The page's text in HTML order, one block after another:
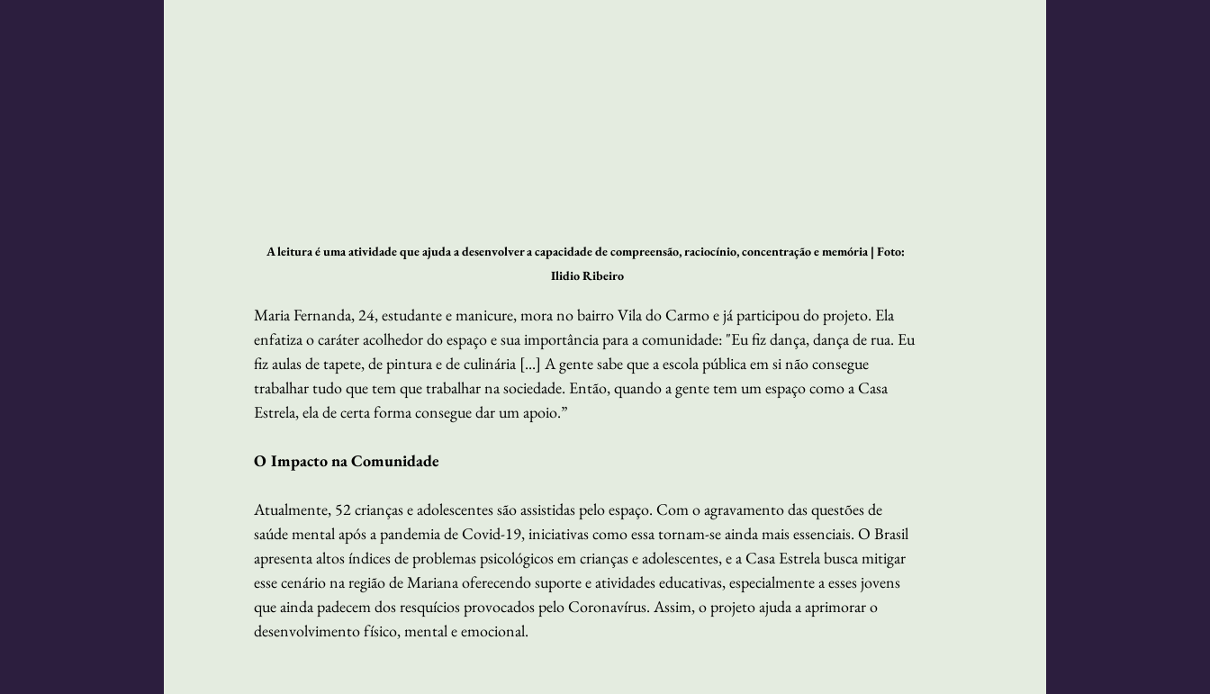
A leitura é uma atividade que ajuda a desenvolver a capacidade de compreensão, raciocínio, concentração e memória | Foto:
Ilidio Ribeiro
Maria Fernanda, 24, estudante e manicure, mora no bairro Vila do Carmo e já participou do projeto. Ela
enfatiza o caráter acolhedor do espaço e sua importância para a comunidade: "Eu fiz dança, dança de rua. Eu
fiz aulas de tapete, de pintura e de culinária [...] A gente sabe que a escola pública em si não consegue
trabalhar tudo que tem que trabalhar na sociedade. Então, quando a gente tem um espaço como a Casa
Estrela, ela de certa forma consegue dar um apoio.”
O Impacto na Comunidade
Atualmente, 52 crianças e adolescentes são assistidas pelo espaço. Com o agravamento das questões de
saúde mental após a pandemia de Covid-19, iniciativas como essa tornam-se ainda mais essenciais. O Brasil
apresenta altos índices de problemas psicológicos em crianças e adolescentes, e a Casa Estrela busca mitigar
esse cenário na região de Mariana oferecendo suporte e atividades educativas, especialmente a esses jovens
que ainda padecem dos resquícios provocados pelo Coronavírus. Assim, o projeto ajuda a aprimorar o
desenvolvimento físico, mental e emocional.